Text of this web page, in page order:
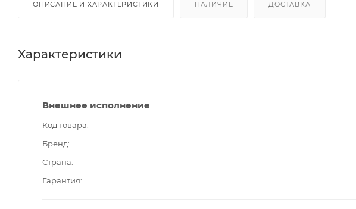
ОПИСАНИЕ И ХАРАКТЕРИСТИКИ НАЛИЧИЕ ДОСТАВКА
Характеристики
Внешнее исполнение
Код товара
Бренд
Страна
Гарантия